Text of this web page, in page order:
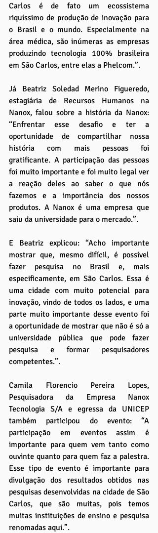
Carlos é de fato um ecossistema
riquíssimo de produção de inovação para
o Brasil e o mundo. Especialmente na
área médica, são inúmeras as empresas
produzindo tecnologia 100% brasileira
em São Carlos, entre elas a Phelcom.”.
Já Beatriz Soledad Merino Figueredo,
estagiária de Recursos Humanos na
Nanox, falou sobre a história da Nanox:
“Enfrentar esse desafio e ter a
oportunidade de compartilhar nossa
história com mais pessoas foi
gratificante. A participação das pessoas
foi muito importante e foi muito legal ver
a reação deles ao saber o que nós
fazemos e a importância dos nossos
produtos. A Nanox é uma empresa que
saiu da universidade para o mercado.”.
E Beatriz explicou: “Acho importante
mostrar que, mesmo difícil, é possível
fazer pesquisa no Brasil e, mais
especificamente, em São Carlos. Essa é
uma cidade com muito potencial para
inovação, vindo de todos os lados, e uma
parte muito importante desse evento foi
a oportunidade de mostrar que não é só a
universidade pública que pode fazer
pesquisa e formar pesquisadores
competentes.”.
Camila Florencio Pereira Lopes,
Pesquisadora da Empresa Nanox
Tecnologia S/A e egressa da UNICEP
também participou do evento: “A
participação em eventos assim é
importante para quem vem tanto como
ouvinte quanto para quem faz a palestra.
Esse tipo de evento é importante para
divulgação dos resultados obtidos nas
pesquisas desenvolvidas na cidade de São
Carlos, que são muitas, pois temos
muitas instituições de ensino e pesquisa
renomadas aqui.”.